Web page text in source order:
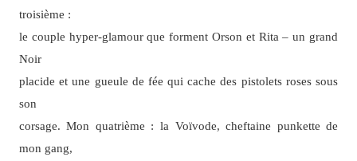
troisième :
le couple hyper-glamour que forment Orson et Rita – un grand
Noir
placide et une gueule de fée qui cache des pistolets roses sous
son
corsage. Mon quatrième : la Voïvode, cheftaine punkette de
mon gang,